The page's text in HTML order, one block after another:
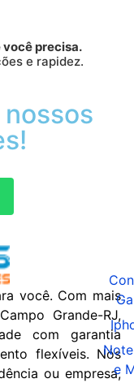
você precisa.
e rapidez.
você. Com mais
Grande-RJ,
com garantia
flexíveis. Nós
ou empresa,
e